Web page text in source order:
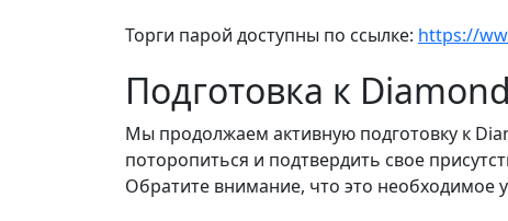
Торги парой доступны по ссылке: https://
Подготовка к
Мы продолжаем активную подготовку к
поторопиться и подтвердить свое
Обратите внимание, что это необходимое